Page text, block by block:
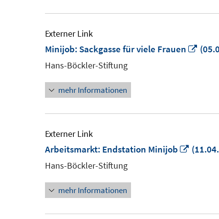
Externer Link
Minijob: Sackgasse für viele Frauen
In
Hans-Böckler-Stiftung
mehr Informationen
Externer Link
Arbeitsmarkt: Endstation Minijob
In
Hans-Böckler-Stiftung
mehr Informationen